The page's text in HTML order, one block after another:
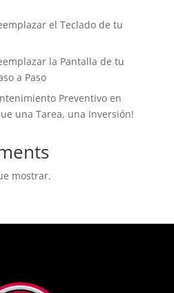
el Teclado de tu
la Pantalla de tu
a Paso
Preventivo en
una Tarea, una Inversión!
mostrar.